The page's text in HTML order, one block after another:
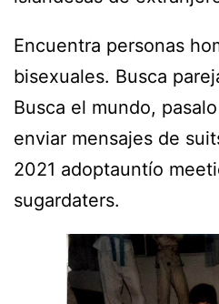
Encuentra personas
bisexuales. Busca
Busca el mundo,
enviar mensajes de
2021 adoptauntío
sugardaters.